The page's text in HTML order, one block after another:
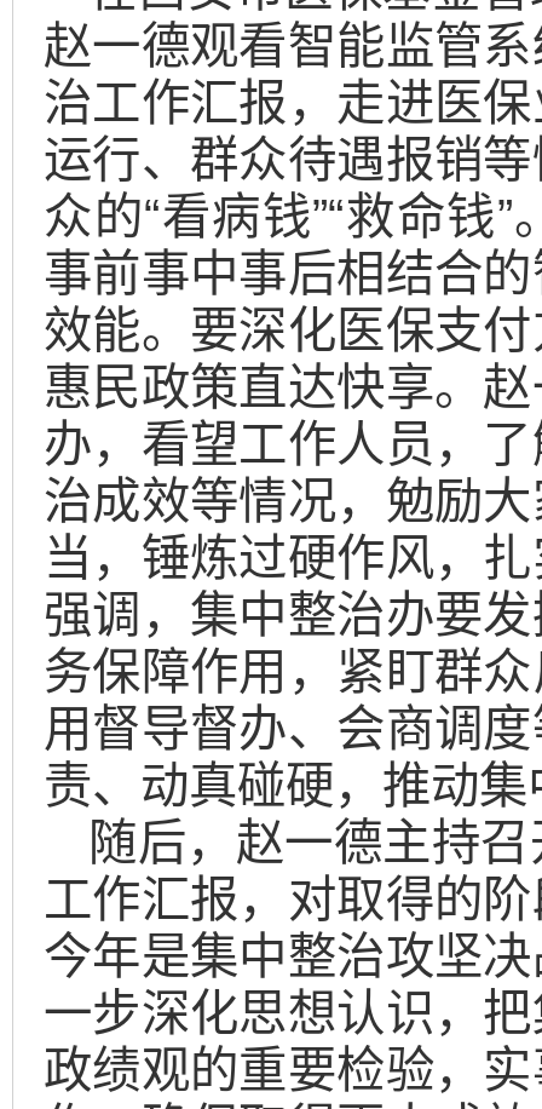
赵一德观看智能监管
治工作汇报，走进医
运行、群众待遇报销
众的“看病钱”“救命钱
事前事中事后相结合
效能。要深化医保支
惠民政策直达快享。
办，看望工作人员，
治成效等情况，勉励
当，锤炼过硬作风，
强调，集中整治办要
务保障作用，紧盯群
用督导督办、会商调
责、动真碰硬，推动
随后，赵一德主持
工作汇报，对取得的
今年是集中整治攻坚
一步深化思想认识，
政绩观的重要检验，